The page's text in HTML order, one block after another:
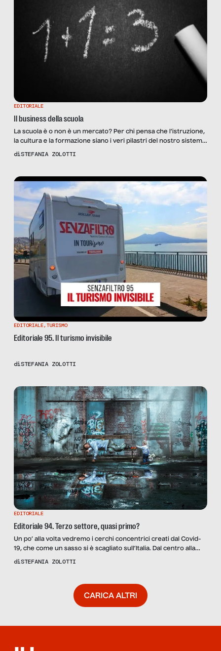
EDITORIALE
Il business della scuola
La scuola è o non è un mercato? Per chi pensa che l’istruzione,
la cultura e la formazione siano i veri pilastri del nostro sistema
scolastico abbiamo, purtroppo, alcune sorprese. La redazione
solo una parte del […]
diSTEFANIA ZOLOTTI
EDITORIALE,TURISMO
Editoriale 95. Il turismo invisibile
diSTEFANIA ZOLOTTI
EDITORIALE
Editoriale 94. Terzo settore, quasi primo?
Un po’ alla volta vedremo i cerchi concentrici creati dal Covid-
19, che come un sasso si è scagliato sull’Italia. Dal centro alla
periferia, la società e le città potrebbero cambiare assetti e
diSTEFANIA ZOLOTTI
CARICA ALTRI